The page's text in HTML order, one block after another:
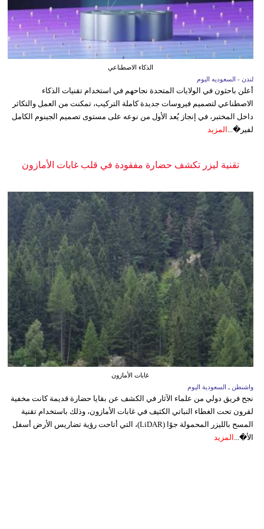
الذكاء الاصطناعي
لندن - السعوديه اليوم
أعلن باحثون في الولايات المتحدة نجاحهم في استخدام تقنيات الذكاء
الاصطناعي لتصميم فيروسات جديدة كاملة التركيب، تمكنت من العمل والتكاثر
داخل المختبر، في إنجاز يُعد الأول من نوعه على مستوى تصميم الجينوم الكامل
لفير�... المزيد
تقنية ليزر تكشف حضارة مفقودة في قلب غابات الأمازون
غابات الأمازون
واشنطن ـ السعودية اليوم
نجح فريق دولي من علماء الآثار في الكشف عن بقايا حضارة قديمة كانت مخفية
لقرون تحت الغطاء النباتي الكثيف في غابات الأمازون، وذلك باستخدام تقنية
المسح بالليزر المحمولة جوًا (LiDAR)، التي أتاحت رؤية تضاريس الأرض أسفل
الأ�... المزيد